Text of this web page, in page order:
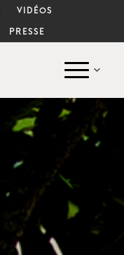
VIDÉOS
PRESSE